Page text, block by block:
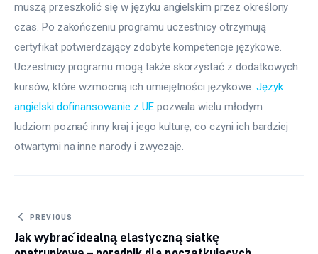
muszą przeszkolić się w języku angielskim przez określony
czas. Po zakończeniu programu uczestnicy otrzymują
certyfikat potwierdzający zdobyte kompetencje językowe.
Uczestnicy programu mogą także skorzystać z dodatkowych
kursów, które wzmocnią ich umiejętności językowe. Język
angielski dofinansowanie z UE pozwala wielu młodym
ludziom poznać inny kraj i jego kulturę, co czyni ich bardziej
otwartymi na inne narody i zwyczaje.
Nawigacja wpisu
PREVIOUS
Jak wybrać idealną elastyczną siatkę